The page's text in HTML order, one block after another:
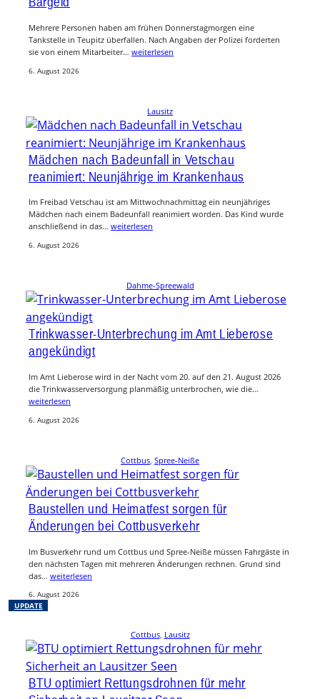
Mehrere Personen haben am frühen Donnerstagmorgen eine
Tankstelle in Teupitz überfallen. Nach Angaben der Polizei forderten
sie von einem Mitarbeiter… weiterlesen
6. August 2026
Lausitz
Mädchen nach Badeunfall in Vetschau
reanimiert: Neunjährige im Krankenhaus
Im Freibad Vetschau ist am Mittwochnachmittag ein neunjähriges
Mädchen nach einem Badeunfall reanimiert worden. Das Kind wurde
anschließend in das… weiterlesen
6. August 2026
Dahme-Spreewald
Trinkwasser-Unterbrechung im Amt Lieberose
angekündigt
Im Amt Lieberose wird in der Nacht vom 20. auf den 21. August 2026
die Trinkwasserversorgung planmäßig unterbrochen, wie die…
weiterlesen
6. August 2026
Cottbus Spree-Neiße
UPDATE
Baustellen und Heimatfest sorgen für
Änderungen bei Cottbusverkehr
Im Busverkehr rund um Cottbus und Spree-Neiße müssen Fahrgäste in
den nächsten Tagen mit mehreren Änderungen rechnen. Grund sind
das… weiterlesen
6. August 2026
Cottbus, Lausitz
BTU optimiert Rettungsdrohnen für mehr